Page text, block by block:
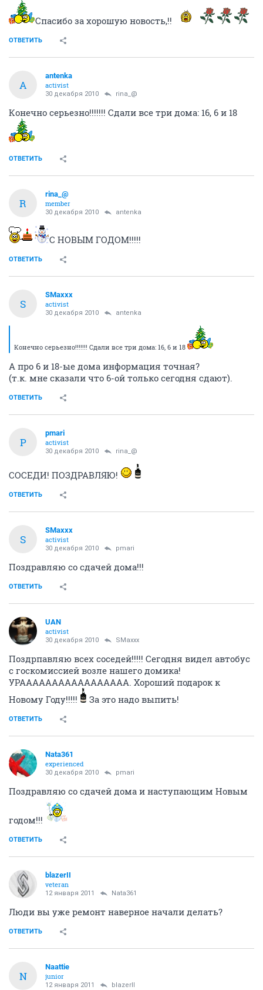
Спасибо за хорошую новость,!!
ОТВЕТИТЬ
A
antenka
activist
30 декабря 2010 rina_@
Конечно серьезно!!!!!!! Сдали все три дома: 16, 6 и 18
ОТВЕТИТЬ
R
rina_@
member
30 декабря 2010 antenka
С НОВЫМ ГОДОМ!!!!!
ОТВЕТИТЬ
S
SMaxxx
activist
30 декабря 2010 antenka
Конечно серьезно!!!!!!! Сдали все три дома: 16, 6 и 18
А про 6 и 18-ые дома информация точная?
(т.к. мне сказали что 6-ой только сегодня сдают).
ОТВЕТИТЬ
P
pmari
activist
30 декабря 2010 rina_@
СОСЕДИ! ПОЗДРАВЛЯЮ!
ОТВЕТИТЬ
S
SMaxxx
activist
30 декабря 2010 pmari
Поздравляю со сдачей дома!!!
ОТВЕТИТЬ
UAN
activist
30 декабря 2010 SMaxxx
Поздрпавляю всех соседей!!!!! Сегодня видел автобус
с госкомиссией возле нашего домика!
УРААААААААААААААААА. Хороший подарок к
Новому Году!!!!!
За это надо выпить!
ОТВЕТИТЬ
Nata361
experienced
30 декабря 2010 pmari
Поздравляю со сдачей дома и наступающим Новым
годом!!!
ОТВЕТИТЬ
blazerII
veteran
12 января 2011 Nata361
Люди вы уже ремонт наверное начали делать?
ОТВЕТИТЬ
N
Naattie
junior
12 января 2011 blazerII